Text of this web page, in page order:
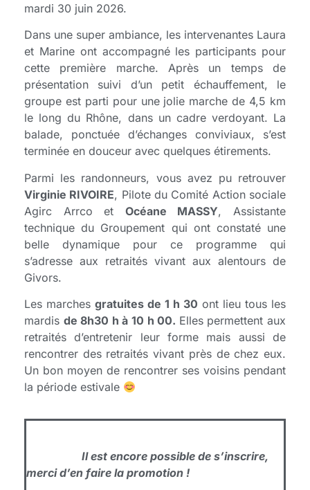
mardi 30 juin 2026.
Dans une super ambiance, les intervenantes Laura
et Marine ont accompagné les participants pour
cette première marche. Après un temps de
présentation suivi d’un petit échauffement, le
groupe est parti pour une jolie marche de 4,5 km
le long du Rhône, dans un cadre verdoyant. La
balade, ponctuée d’échanges conviviaux, s’est
terminée en douceur avec quelques étirements.
Parmi les randonneurs, vous avez pu retrouver
Virginie RIVOIRE, Pilote du Comité Action sociale
Agirc Arrco et Océane MASSY, Assistante
technique du Groupement qui ont constaté une
belle dynamique pour ce programme qui
s’adresse aux retraités vivant aux alentours de
Givors.
Les marches gratuites de 1 h 30 ont lieu tous les
mardis de 8h30 h à 10 h 00. Elles permettent aux
retraités d’entretenir leur forme mais aussi de
rencontrer des retraités vivant près de chez eux.
Un bon moyen de rencontrer ses voisins pendant
la période estivale
Il est encore possible de s’inscrire,
merci d’en faire la promotion !